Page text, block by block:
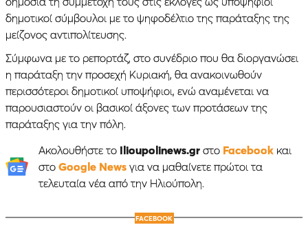
δημοτικοί σύμβουλοι με το ψηφοδέλτιο της παράταξης της
μείζονος αντιπολίτευσης.
Σύμφωνα με το ρεπορτάζ, στο συνέδριο που θα διοργανώσει
η παράταξη την προσεχή Κυριακή, θα ανακοινωθούν
περισσότεροι δημοτικοί υποψήφιοι, ενώ αναμένεται να
παρουσιαστούν οι βασικοί άξονες των προτάσεων της
παράταξης για την πόλη.
Ακολουθήστε το Ilioupolinews.grστο Facebookκαι
στο Google Newsγια να μαθαίνετε πρώτοι τα
τελευταία νέα από την Ηλιούπολη.
FACEBOOK